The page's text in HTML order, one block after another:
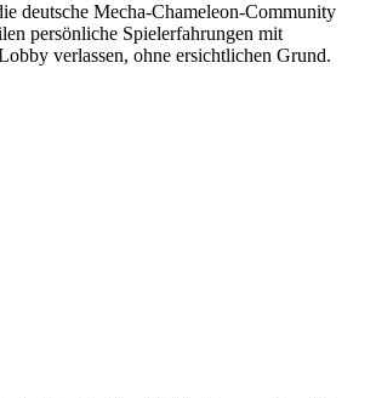
deutsche Mecha-Chameleon-Community
persönliche Spielerfahrungen mit
verlassen, ohne ersichtlichen Grund.